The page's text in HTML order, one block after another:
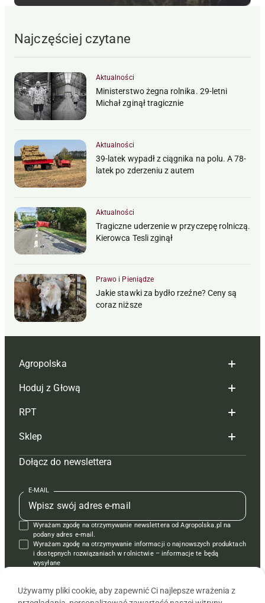
Najczęściej czytane
Aktualności
Ministerstwo żegna rolnika. 29-letni
Michał zginął tragicznie
Aktualności
39-latek wypadł z ciągnika na polu. A 78-
latek po zderzeniu z autem
Aktualności
Tragiczne uderzenie w przyczepę rolniczą.
Kierowca Tesli zginął
Prawo i Pieniądze
Jakie stawki za bydło rzeźne? Ceny są
coraz niższe
Agropolska
Redakcja
Reklama
Tagi
Mapa serwisu
Kontakt
Regulamin
Polityka prywatności
Hoduj z Głową
Hoduj z głową bydło
Hoduj z głową świnie
Prenumerata
Redakcja
Kontakt
Reklama
RPT
Redakcja
Prenumerata
Reklama
Kontakt
Krzyżówki
Sklep
Czasopisma i prenumerata
Książki
Regulamin
Dołącz do newslettera
E-MAIL
Wyrażam zgodę na otrzymywanie newslettera od Agropolska.pl na
podany adres e-mail.
Wyrażam zgodę na otrzymywanie informacji o najnowszych produktach
i dostępnych rozwiązaniach w rolnictwie – informacje te będą
wysyłane
Używamy pliki cookie, aby zapewnić Ci najlepsze wrażenia z